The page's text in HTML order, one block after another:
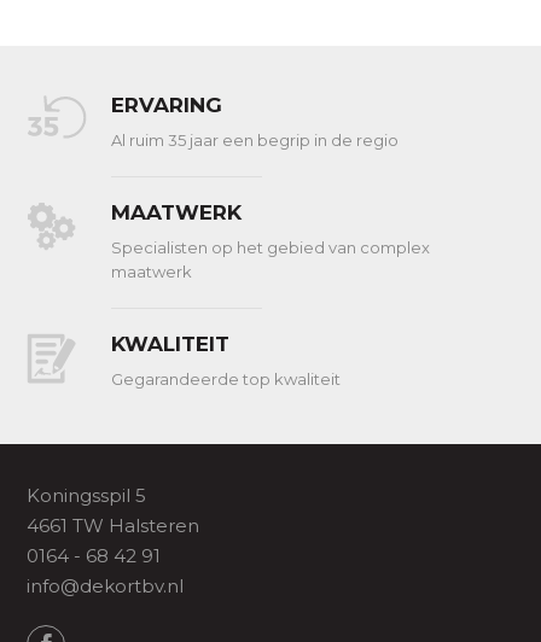
ERVARING
Al ruim 35 jaar een begrip in de regio
MAATWERK
Specialisten op het gebied van complex
maatwerk
KWALITEIT
Gegarandeerde top kwaliteit
Koningsspil 5
4661 TW Halsteren
0164 - 68 42 91
info@dekortbv.nl